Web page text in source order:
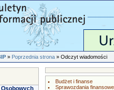
»Poprzednia strona» Odczyt wiadomości
Budżet i finanse
Sprawozdania finansowe